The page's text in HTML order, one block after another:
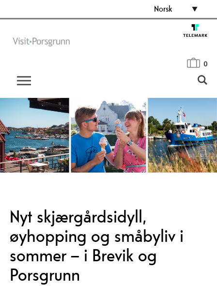
Norsk
0
Nyt skjærgårdsidyll,
øyhopping og småbyliv i
sommer – i Brevik og
Porsgrunn